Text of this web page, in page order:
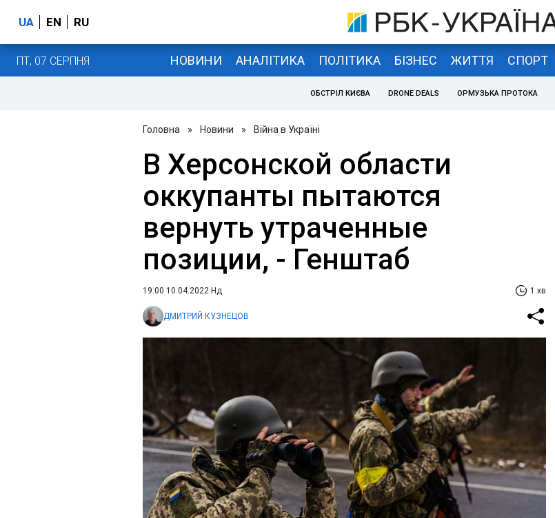
UA EN RU
ПТ, 07 СЕРПНЯ НОВИНИ АНАЛІТИКА ПОЛІТИКА БІЗНЕС ЖИТТЯ СПОРТ
ОБСТРІЛ КИЄВА DRONE DEALS ОРМУЗЬКА ПРОТОКА
Головна » Новини » Війна в Україні
В Херсонской области
оккупанты пытаются
вернуть утраченные
позиции, - Генштаб
19:00 10.04.2022 Нд 1 хв
ДМИТРИЙ КУЗНЕЦОВ